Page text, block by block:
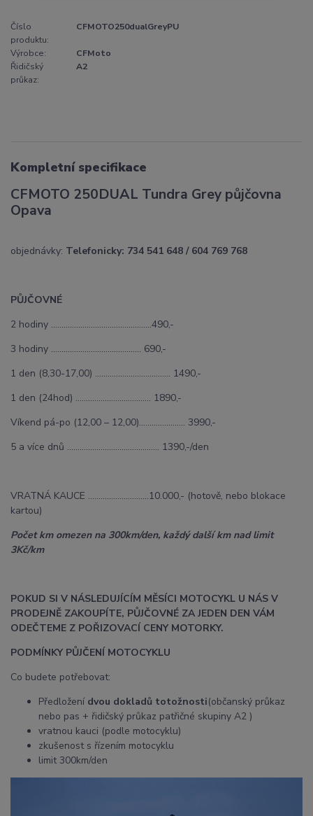
Číslo
produktu:
CFMOTO250dualGreyPU
Výrobce:
CFMoto
Řidičský
průkaz:
A2
Kompletní specifikace
CFMOTO 250DUAL Tundra Grey půjčovna
Opava
objednávky: Telefonicky: 734 541 648 / 604 769 768
PŮJČOVNÉ
2 hodiny ................................................490,-
3 hodiny ………………………….......…... 690,-
1 den (8,30-17,00) ……………………………... 1490,-
1 den (24hod) ……………………………... 1890,-
Víkend pá-po (12,00 – 12,00)………….......... 3990,-
5 a více dnů …………………………………….. 1390,-/den
VRATNÁ KAUCE ………………….…….10.000,- (hotově, nebo blokace
kartou)
Počet km omezen na 300km/den, každý další km nad limit
3Kč/km
POKUD SI V NÁSLEDUJÍCÍM MĚSÍCI MOTOCYKL U NÁS V
PRODEJNĚ ZAKOUPÍTE, PŮJČOVNÉ ZA JEDEN DEN VÁM
ODEČTEME Z POŘIZOVACÍ CENY MOTORKY.
PODMÍNKY PŮJČENÍ MOTOCYKLU
Co budete potřebovat:
Předložení dvou dokladů totožnosti(občanský průkaz
nebo pas + řidičský průkaz patřičné skupiny A2 )
vratnou kauci (podle motocyklu)
zkušenost s řízením motocyklu
limit 300km/den